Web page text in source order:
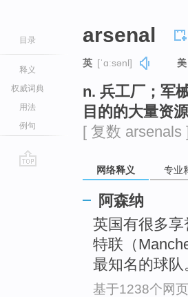
目录
释义
权威词典
用法
例句
arsenal
英 [ˈɑːsənl] 美
n. 兵工厂；军
目的的大量资
[ 复数 arsenals
网络释义 专业
阿森纳
英国有很多
特联（
最知名的球
基于1238个网页